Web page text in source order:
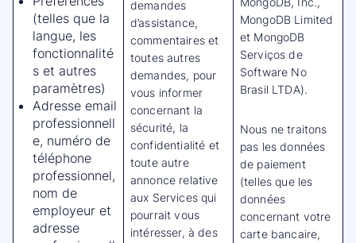
(telles que la
langue, les
fonctionnalité
s et autres
paramètres)
Adresse email
professionnell
e, numéro de
téléphone
professionnel,
nom de
employeur et
adresse
demandes
d’assistance,
commentaires et
toutes autres
demandes, pour
vous informer
concernant la
sécurité, la
confidentialité et
toute autre
annonce relative
aux Services qui
pourrait vous
intéresser, à des
MongoDB Limited
et MongoDB
Serviços de
Software No
Brasil LTDA).
Nous ne traitons
pas les données
de paiement
(telles que les
données
concernant votre
carte bancaire,